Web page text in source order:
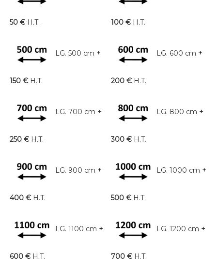
50 € H.T. 100 € H.T.
LG. 500 cm +
150 € H.T.
LG. 600 cm +
200 € H.T.
LG. 700 cm +
250 € H.T.
LG. 800 cm +
300 € H.T.
LG. 900 cm +
400 € H.T.
LG. 1000 cm +
500 € H.T.
LG. 1100 cm +
600 € H.T.
LG. 1200 cm +
700 € H.T.